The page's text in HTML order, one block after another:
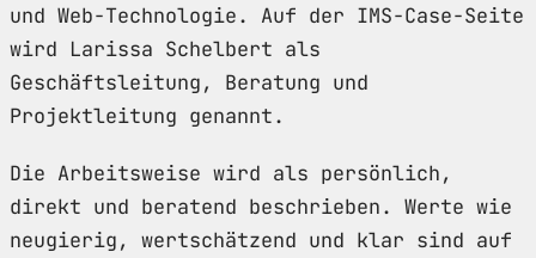
und Web-Technologie. Auf der IMS-Case-Seite
wird Larissa Schelbert als
Geschäftsleitung, Beratung und
Projektleitung genannt.
Die Arbeitsweise wird als persönlich,
direkt und beratend beschrieben. Werte wie
neugierig, wertschätzend und klar sind auf